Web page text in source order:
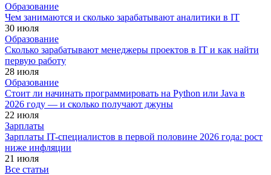
Образование
Чем занимаются и сколько зарабатывают аналитики в IT
30 июля
Образование
Сколько зарабатывают менеджеры проектов в IT и как найти
первую работу
28 июля
Образование
Стоит ли начинать программировать на Python или Java в
2026 году — и сколько получают джуны
22 июля
Зарплаты
Зарплаты IT-специалистов в первой половине 2026 года: рост
ниже инфляции
21 июля
Все статьи